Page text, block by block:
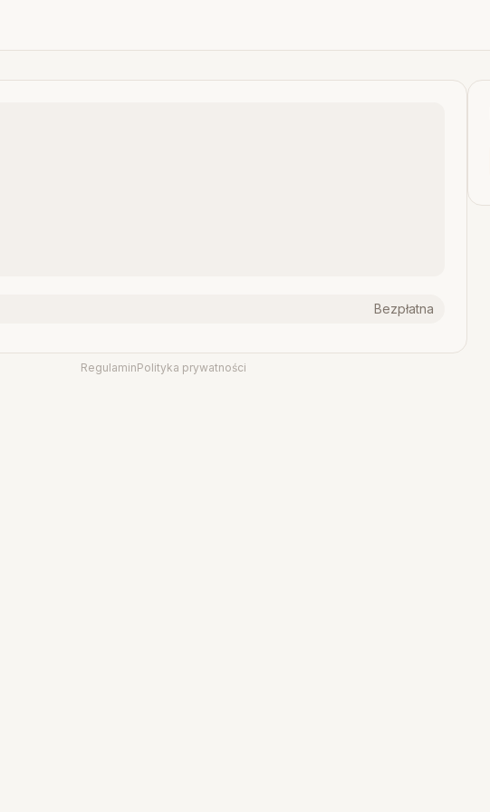
Bezpłatna
RegulaminPolityka prywatności